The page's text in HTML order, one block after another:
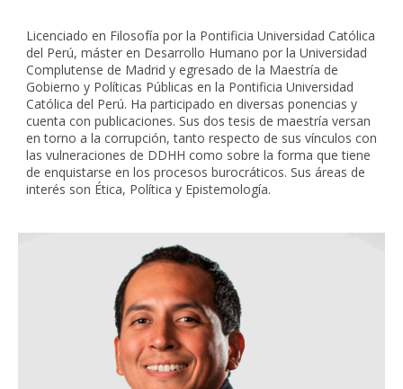
Licenciado en Filosofía por la Pontificia Universidad Católica
del Perú, máster en Desarrollo Humano por la Universidad
Complutense de Madrid y egresado de la Maestría de
Gobierno y Políticas Públicas en la Pontificia Universidad
Católica del Perú. Ha participado en diversas ponencias y
cuenta con publicaciones. Sus dos tesis de maestría versan
en torno a la corrupción, tanto respecto de sus vínculos con
las vulneraciones de DDHH como sobre la forma que tiene
de enquistarse en los procesos burocráticos. Sus áreas de
interés son Ética, Política y Epistemología.